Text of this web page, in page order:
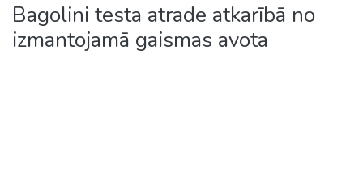
Bagolini testa atrade atkarībā no
izmantojamā gaismas avota